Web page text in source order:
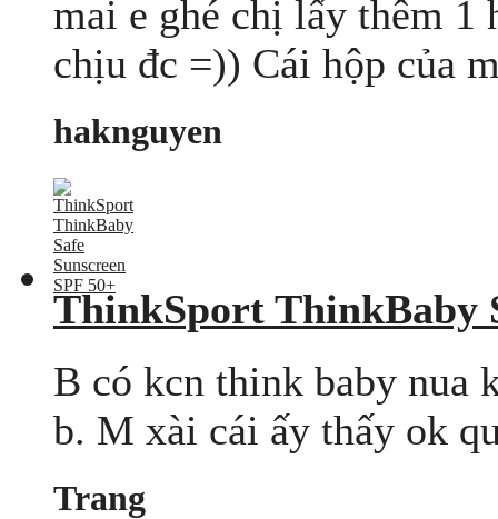
mai e ghé chị lấy thêm 1
chịu đc =)) Cái hộp của
haknguyen
ThinkSport ThinkBaby
B có kcn think baby nua
b. M xài cái ấy thấy ok
Trang